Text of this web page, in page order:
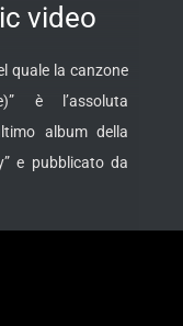
video
quale la canzone
è l’assoluta
album della
e pubblicato da